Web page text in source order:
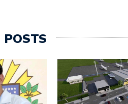
POSTS